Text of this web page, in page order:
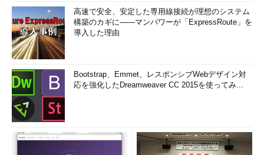
高速で安全、安定した専用線接続が理想のシステム
構築のカギに――マンパワーが「ExpressRoute」を
導入した理由
Bootstrap、Emmet、レスポンシブWebデザイン対
応を強化したDreamweaver CC 2015を使ってみ...